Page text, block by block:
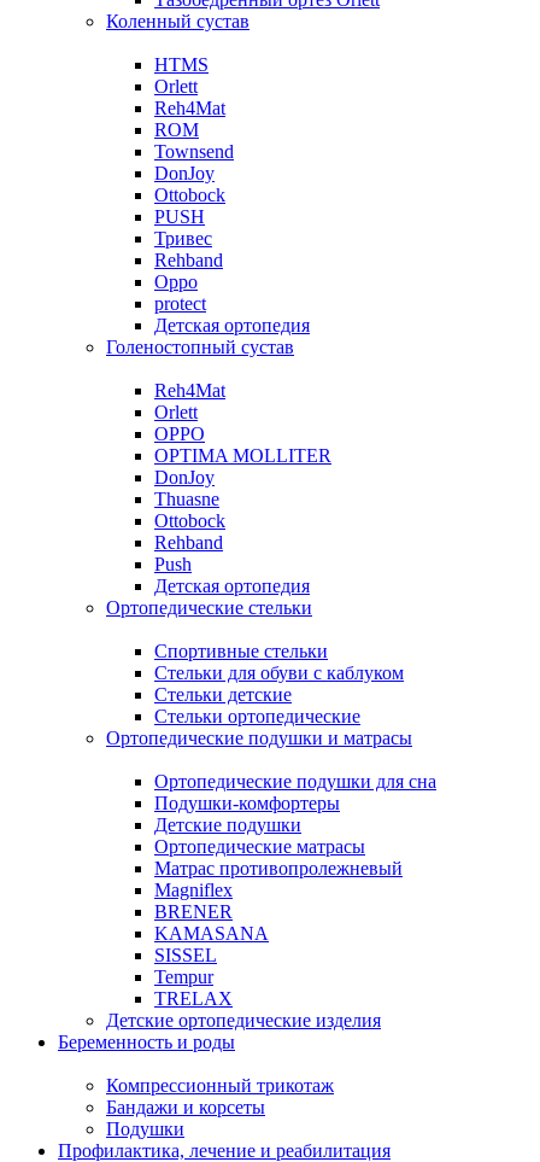
Коленный сустав
HTMS
Orlett
Reh4Mat
ROM
Townsend
DonJoy
Ottobock
PUSH
Тривес
Rehband
Oppo
protect
Детская ортопедия
Голеностопный сустав
Reh4Mat
Orlett
OPPO
OPTIMA MOLLITER
DonJoy
Thuasne
Ottobock
Rehband
Push
Детская ортопедия
Ортопедические стельки
Спортивные стельки
Стельки для обуви с каблуком
Стельки детские
Стельки ортопедические
Ортопедические подушки и матрасы
Ортопедические подушки для сна
Подушки-комфортеры
Детские подушки
Ортопедические матрасы
Матрас противопролежневый
Magniflex
BRENER
KAMASANA
SISSEL
Tempur
TRELAX
Детские ортопедические изделия
Беременность и роды
Компрессионный трикотаж
Бандажи и корсеты
Подушки
Профилактика, лечение и реабилитация